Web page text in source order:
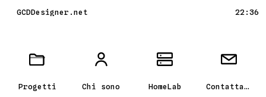
GCDDesigner.net 22:36
Progetti Chi sono HomeLab Contattami